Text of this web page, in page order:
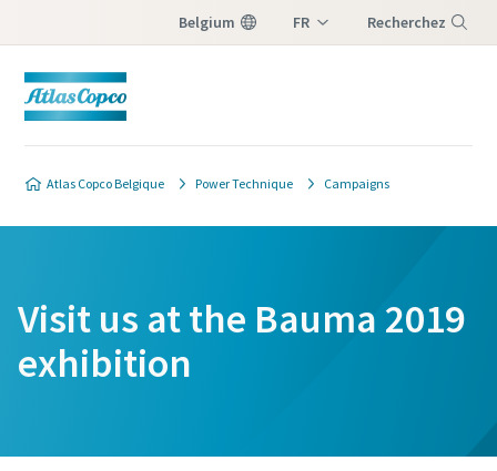
Belgium FR Recherchez
Atlas Copco Belgique Power Technique Campaigns
Visit us at the Bauma 2019
exhibition